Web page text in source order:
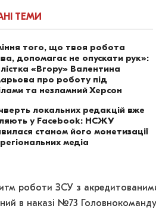
ТЕМИ
того, що твоя робота
допомагає не опускати рук»:
«Вгору» Валентина
про роботу під
та незламний Херсон
локальних редакцій вже
у Facebook: НСЖУ
станом його монетизації
медіа
роботи ЗСУ з
в наказі №73